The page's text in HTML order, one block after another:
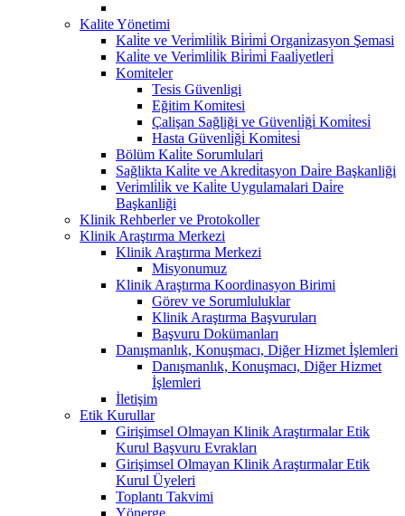
Kalite Yönetimi
Kali̇te ve Veri̇mli̇li̇k Bi̇ri̇mi̇ Organi̇zasyon Şemasi
Kali̇te ve Veri̇mli̇li̇k Bi̇ri̇mi̇ Faali̇yetleri̇
Komiteler
Tesis Güvenligi
Eğitim Komitesi
Çalişan Sağliği ve Güvenli̇ği̇ Komi̇tesi̇
Hasta Güvenli̇ği̇ Komi̇tesi̇
Bölüm Kali̇te Sorumlulari
Sağlikta Kali̇te ve Akredi̇tasyon Dai̇re Başkanliği
Veri̇mli̇li̇k ve Kali̇te Uygulamalari Dai̇re
Başkanliği
Klinik Rehberler ve Protokoller
Klinik Araştırma Merkezi
Klinik Araştırma Merkezi
Misyonumuz
Klinik Araştırma Koordinasyon Birimi
Görev ve Sorumluluklar
Klinik Araştırma Başvuruları
Başvuru Dokümanları
Danışmanlık, Konuşmacı, Diğer Hizmet İşlemleri
Danışmanlık, Konuşmacı, Diğer Hizmet
İşlemleri
İletişim
Etik Kurullar
Girişimsel Olmayan Klinik Araştırmalar Etik
Kurul Başvuru Evrakları
Girişimsel Olmayan Klinik Araştırmalar Etik
Kurul Üyeleri
Toplantı Takvimi
Yönerge